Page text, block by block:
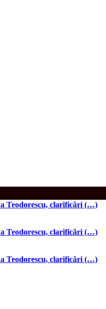
Teodorescu, clarificări (…)
Teodorescu, clarificări (…)
Teodorescu, clarificări (…)